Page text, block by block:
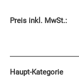
Preis inkl. MwSt.:
Haupt-Kategorie